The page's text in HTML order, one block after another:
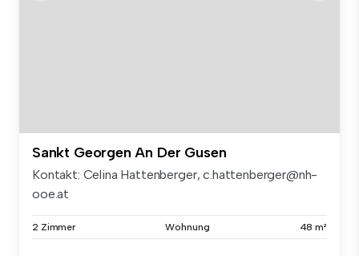
Sankt Georgen An Der Gusen
Kontakt: Celina Hattenberger, c.hattenberger@nh-
ooe.at
2 Zimmer Wohnung 48 m²